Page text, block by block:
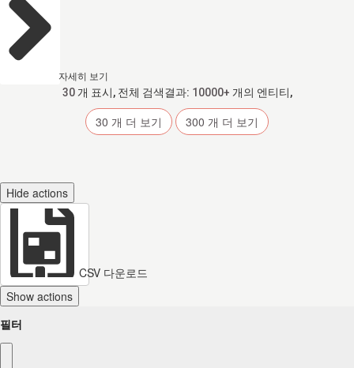
자세히 보기
30 개 표시, 전체 검색결과: 10000+ 개의 엔티티,
30 개 더 보기 300 개 더 보기
Hide actions
CSV 다운로드
Show actions
필터